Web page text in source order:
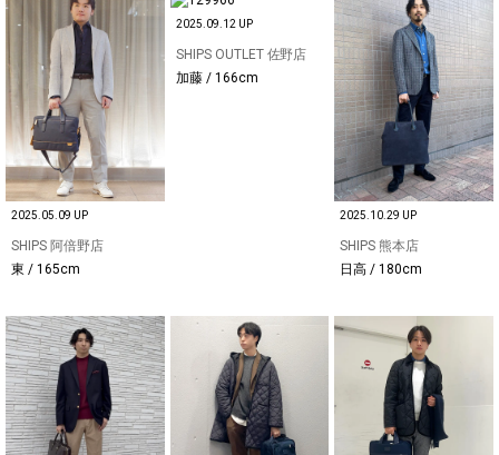
2025.05.09 UP
SHIPS 阿倍野店
東 / 165cm
2025.09.12 UP
SHIPS OUTLET 佐野店
加藤 / 166cm
2025.10.29 UP
SHIPS 熊本店
日高 / 180cm